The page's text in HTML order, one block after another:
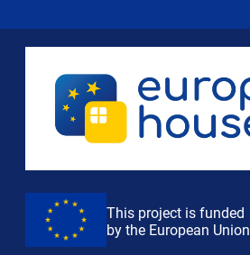
This project is funded
by the European Union